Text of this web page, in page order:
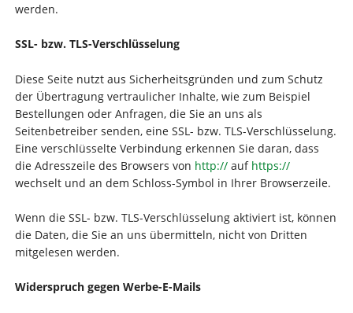
werden.
SSL- bzw. TLS-Verschlüsselung
Diese Seite nutzt aus Sicherheitsgründen und zum Schutz
der Übertragung vertraulicher Inhalte, wie zum Beispiel
Bestellungen oder Anfragen, die Sie an uns als
Seitenbetreiber senden, eine SSL- bzw. TLS-Verschlüsselung.
Eine verschlüsselte Verbindung erkennen Sie daran, dass
die Adresszeile des Browsers von http://auf https://
wechselt und an dem Schloss-Symbol in Ihrer Browserzeile.
Wenn die SSL- bzw. TLS-Verschlüsselung aktiviert ist, können
die Daten, die Sie an uns übermitteln, nicht von Dritten
mitgelesen werden.
Widerspruch gegen Werbe-E-Mails